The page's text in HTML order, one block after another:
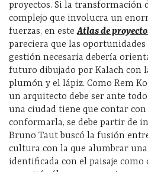
proyectos. Si la transformación
complejo que involucra un
fuerzas, en esteAtlas de
pareciera que las
gestión necesaria debería
futuro dibujado por Kalach con
plumón y el lápiz. Como Rem
un arquitecto debe ser ante
una ciudad tiene que contar
conformarla, se debe partir de
Bruno Taut buscó la fusión
cultura con la que alumbrar
identificada con el paisaje como